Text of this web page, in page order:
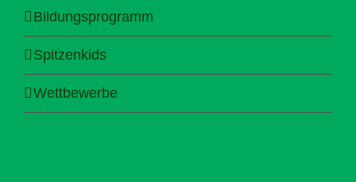
Bildungsprogramm
Spitzenkids
Wettbewerbe